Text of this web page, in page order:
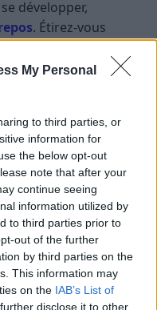
My Personal
to third parties, or
information for
the below opt-out
note that after your
continue seeing
information utilized by
to third parties prior to
out of the further
by third parties on the
This information may
on the IAB’s List of
disclose it to other
développer,
. Étirez-vous
tous les jours.
rapidement. La
en pensant
le fruit d’une